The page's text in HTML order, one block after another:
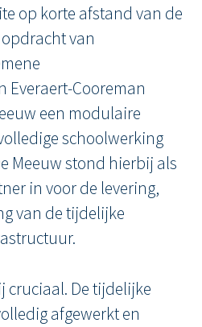
op korte afstand van de
van
Everaert-Cooreman
een modulaire
schoolwerking
Meeuw stond hierbij als
in voor de levering,
van de tijdelijke
cruciaal. De tijdelijke
afgewerkt en